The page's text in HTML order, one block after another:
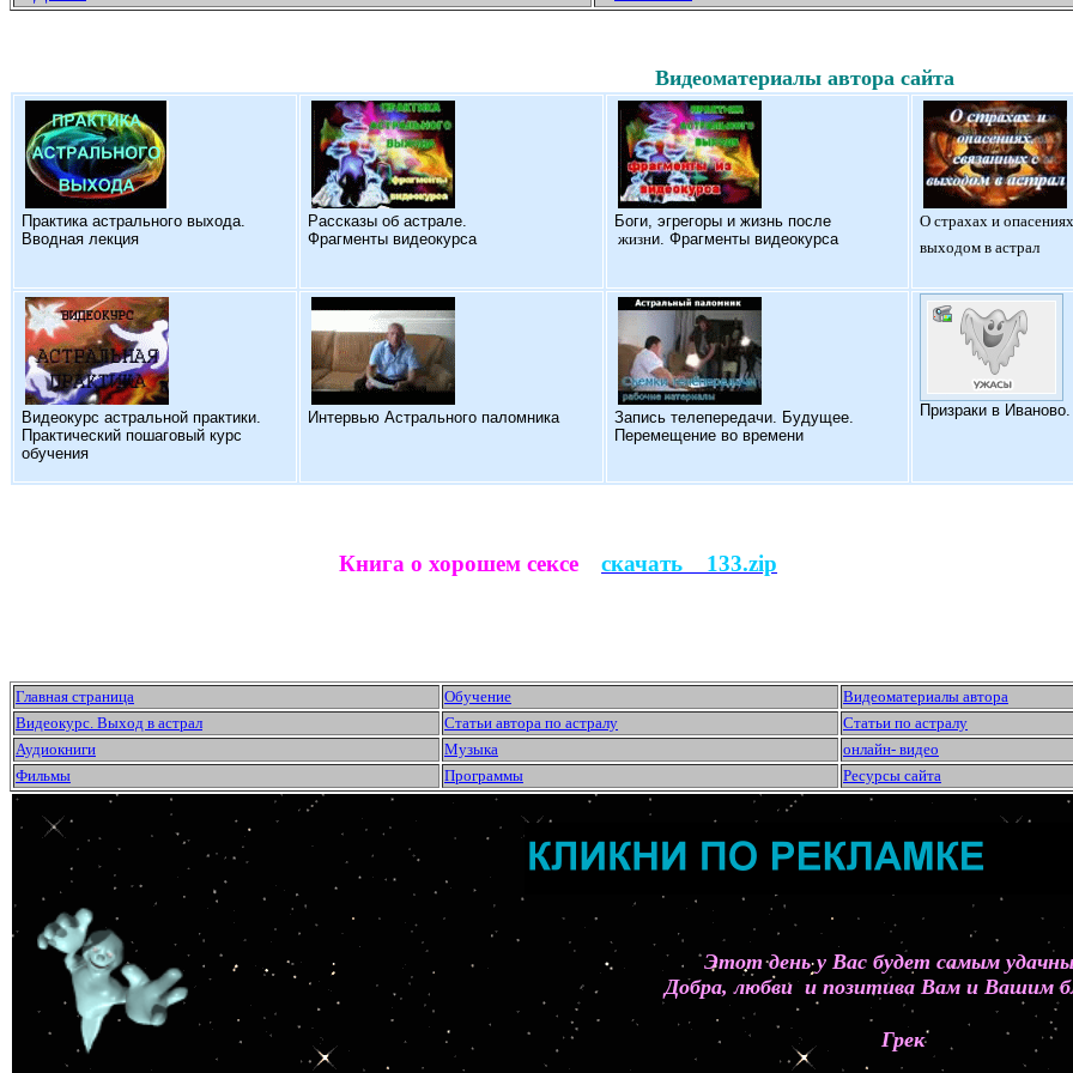
Видеоматериалы автора сайта
Практика астрального выхода.
Вводная лекция
Рассказы об астрале.
Фрагменты видеокурса
Боги, эгрегоры и жизнь после
жизни. Фрагменты видеокурса
О страхах и
выходом в астрал
Видеокурс астральной практики.
Практический пошаговый курс
обучения
Интервью Астрального паломника
Запись телепередачи. Будущее.
Перемещение во времени
Призраки в
Книга о хорошем сексе скачать 133.zip
Главная страница Обучение Видеоматериалы автора
Видеокурс. Выход в астрал
Статьи автора по астралу Статьи по астралу
Аудиокниги
Музыка онлайн- видео
Фильмы
Программы Ресурсы сайта
Этот день у Вас будет самым
Добра, любви и позитива Вам и Вашим
Грек